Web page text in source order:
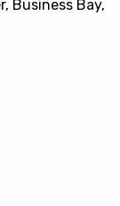
Business Bay,